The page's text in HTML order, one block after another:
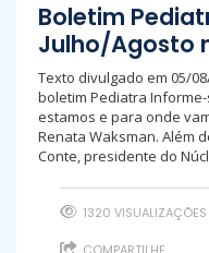
Boletim
Julho/Agosto
Texto divulgado em 05/
boletim Pediatra
estamos e para onde
Renata Waksman. Além
Conte, presidente do
1320 VISUALIZAÇÕES